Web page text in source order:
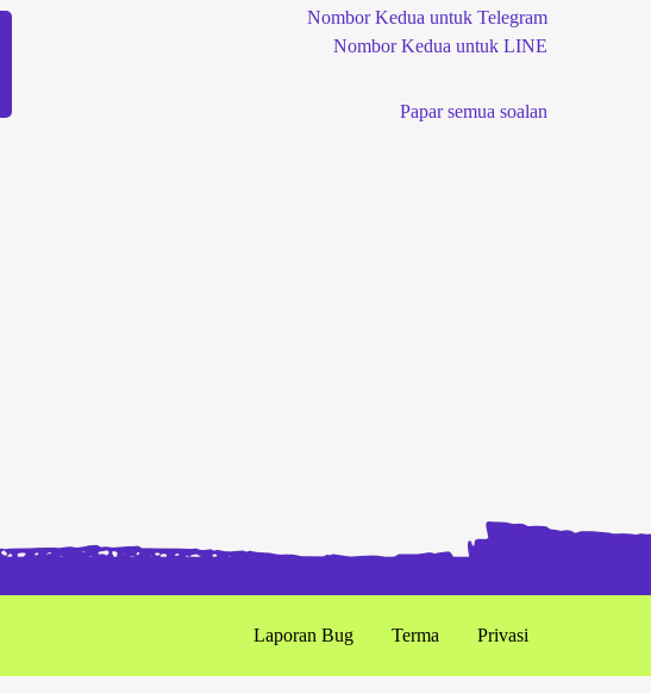
Nombor Kedua untuk Telegram
Nombor Kedua untuk LINE
Papar semua soalan
Laporan Bug Terma Privasi